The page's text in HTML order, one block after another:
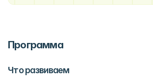
Программа
Что развиваем